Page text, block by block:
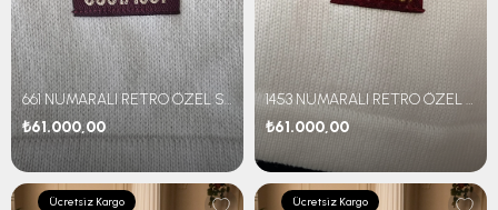
661 NUMARALI RETRO ÖZEL SET
₺61.000,00
1453 NUMARALI RETRO ÖZEL SET
₺61.000,00
Ücretsiz Kargo Ücretsiz Kargo